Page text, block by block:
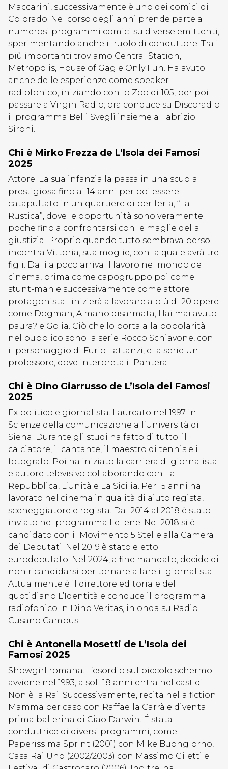
Maccarini, successivamente è uno dei comici di
Colorado. Nel corso degli anni prende parte a
numerosi programmi comici su diverse emittenti,
sperimentando anche il ruolo di conduttore. Tra i
più importanti troviamo Central Station,
Metropolis, House of Gag e Only Fun. Ha avuto
anche delle esperienze come speaker
radiofonico, iniziando con lo Zoo di 105, per poi
passare a Virgin Radio; ora conduce su Discoradio
il programma Belli Svegli insieme a Fabrizio
Sironi.
Chi è Mirko Frezza de L’Isola dei Famosi
2025
Attore. La sua infanzia la passa in una scuola
prestigiosa fino ai 14 anni per poi essere
catapultato in un quartiere di periferia, “La
Rustica”, dove le opportunità sono veramente
poche fino a confrontarsi con le maglie della
giustizia. Proprio quando tutto sembrava perso
incontra Vittoria, sua moglie, con la quale avrà tre
figli. Da lì a poco arriva il lavoro nel mondo del
cinema, prima come capogruppo poi come
stunt-man e successivamente come attore
protagonista. Iinizierà a lavorare a più di 20 opere
come Dogman, A mano disarmata, Hai mai avuto
paura? e Golia. Ciò che lo porta alla popolarità
nel pubblico sono la serie Rocco Schiavone, con
il personaggio di Furio Lattanzi, e la serie Un
professore, dove interpreta il Pantera.
Chi è Dino Giarrusso de L’Isola dei Famosi
2025
Ex politico e giornalista. Laureato nel 1997 in
Scienze della comunicazione all’Università di
Siena. Durante gli studi ha fatto di tutto: il
calciatore, il cantante, il maestro di tennis e il
fotografo. Poi ha iniziato la carriera di giornalista
e autore televisivo collaborando con La
Repubblica, L’Unità e La Sicilia. Per 15 anni ha
lavorato nel cinema in qualità di aiuto regista,
sceneggiatore e regista. Dal 2014 al 2018 è stato
inviato nel programma Le Iene. Nel 2018 si è
candidato con il Movimento 5 Stelle alla Camera
dei Deputati. Nel 2019 è stato eletto
eurodeputato. Nel 2024, a fine mandato, decide di
non ricandidarsi per tornare a fare il giornalista.
Attualmente è il direttore editoriale del
quotidiano L’Identità e conduce il programma
radiofonico In Dino Veritas, in onda su Radio
Cusano Campus.
Chi è Antonella Mosetti de L’Isola dei
Famosi 2025
Showgirl romana. L’esordio sul piccolo schermo
avviene nel 1993, a soli 18 anni entra nel cast di
Non è la Rai. Successivamente, recita nella fiction
Mamma per caso con Raffaella Carrà e diventa
prima ballerina di Ciao Darwin. É stata
conduttrice di diversi programmi, come
Paperissima Sprint (2001) con Mike Buongiorno,
Casa Rai Uno (2002/2003) con Massimo Giletti e